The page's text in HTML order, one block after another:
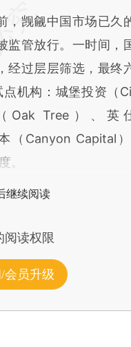
觊觎中国市场已久
监管放行。一时间，
经过层层筛选，最终
点机构：城堡投资（
Oak Tree）、英
（Canyon Capital
。
继续阅读
读权限
会员升级